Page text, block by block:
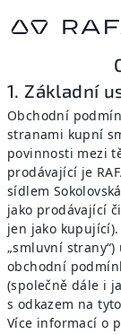
1. Základní
Obchodní
stranami kupní
povinnosti mezi
prodávající je
sídlem
jako prodávající
jen jako
„smluvní
obchodní
(společně dále i
s odkazem na
Více informací o